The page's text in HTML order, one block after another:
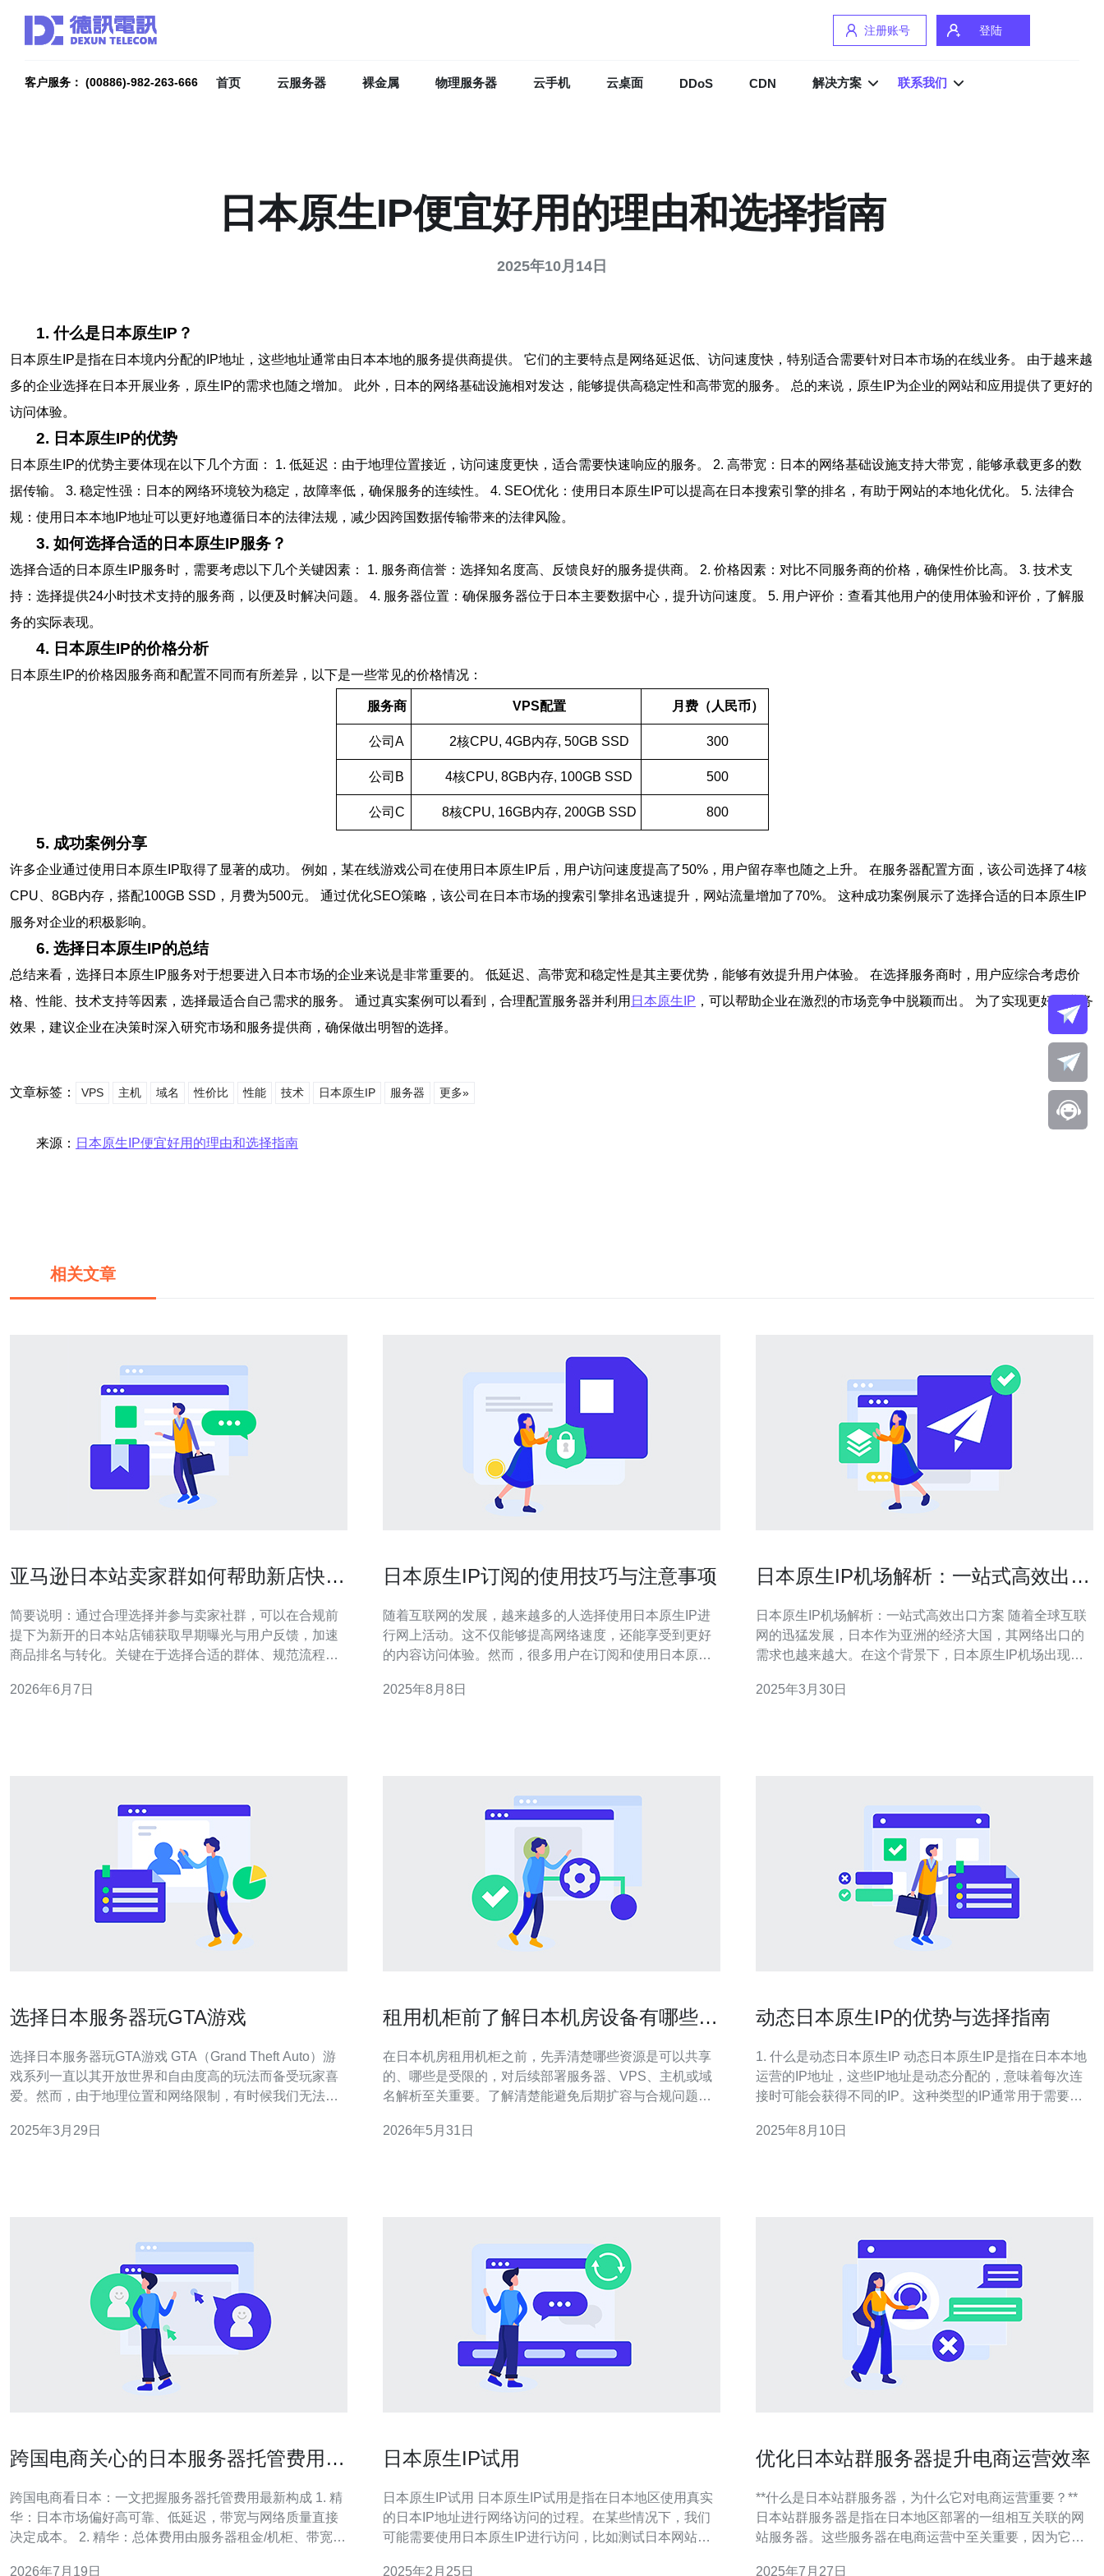
注册账号 登陆
客户服务： (00886)-982-263-666 首页 云服务器 裸金属 物理服务器 云手机 云桌面 DDoS CDN 解决方案 联系我们
日本原生IP便宜好用的理由和选择指南
2025年10月14日
1. 什么是日本原生IP？
日本原生IP是指在日本境内分配的IP地址，这些地址通常由日本本地的服务提供商提供。 它们的主要特点是网络延迟低、访问速度快，特别适合需要针对日本市场的在线业务。 由于越来越
多的企业选择在日本开展业务，原生IP的需求也随之增加。 此外，日本的网络基础设施相对发达，能够提供高稳定性和高带宽的服务。 总的来说，原生IP为企业的网站和应用提供了更好的
访问体验。
2. 日本原生IP的优势
日本原生IP的优势主要体现在以下几个方面： 1. 低延迟：由于地理位置接近，访问速度更快，适合需要快速响应的服务。 2. 高带宽：日本的网络基础设施支持大带宽，能够承载更多的数
据传输。 3. 稳定性强：日本的网络环境较为稳定，故障率低，确保服务的连续性。 4. SEO优化：使用日本原生IP可以提高在日本搜索引擎的排名，有助于网站的本地化优化。 5. 法律合
规：使用日本本地IP地址可以更好地遵循日本的法律法规，减少因跨国数据传输带来的法律风险。
3. 如何选择合适的日本原生IP服务？
选择合适的日本原生IP服务时，需要考虑以下几个关键因素： 1. 服务商信誉：选择知名度高、反馈良好的服务提供商。 2. 价格因素：对比不同服务商的价格，确保性价比高。 3. 技术支
持：选择提供24小时技术支持的服务商，以便及时解决问题。 4. 服务器位置：确保服务器位于日本主要数据中心，提升访问速度。 5. 用户评价：查看其他用户的使用体验和评价，了解服
务的实际表现。
4. 日本原生IP的价格分析
日本原生IP的价格因服务商和配置不同而有所差异，以下是一些常见的价格情况：
服务商 VPS配置 月费（人民币）
公司A 2核CPU, 4GB内存, 50GB SSD 300
公司B 4核CPU, 8GB内存, 100GB SSD 500
公司C 8核CPU, 16GB内存, 200GB SSD 800
5. 成功案例分享
许多企业通过使用日本原生IP取得了显著的成功。 例如，某在线游戏公司在使用日本原生IP后，用户访问速度提高了50%，用户留存率也随之上升。 在服务器配置方面，该公司选择了4核
CPU、8GB内存，搭配100GB SSD，月费为500元。 通过优化SEO策略，该公司在日本市场的搜索引擎排名迅速提升，网站流量增加了70%。 这种成功案例展示了选择合适的日本原生IP
服务对企业的积极影响。
6. 选择日本原生IP的总结
总结来看，选择日本原生IP服务对于想要进入日本市场的企业来说是非常重要的。 低延迟、高带宽和稳定性是其主要优势，能够有效提升用户体验。 在选择服务商时，用户应综合考虑价
格、性能、技术支持等因素，选择最适合自己需求的服务。 通过真实案例可以看到，合理配置服务器并利用 日本原生IP ，可以帮助企业在激烈的市场竞争中脱颖而出。 为了实现更好的业务
效果，建议企业在决策时深入研究市场和服务提供商，确保做出明智的选择。
文章标签： VPS 主机 域名 性价比 性能 技术 日本原生IP 服务器 更多»
来源： 日本原生IP便宜好用的理由和选择指南
相关文章
亚马逊日本站卖家群如何帮助新店快速
简要说明：通过合理选择并参与卖家社群，可以在合规前
提下为新开的日本站店铺获取早期曝光与用户反馈，加速
商品排名与转化。关键在于选择合适的群体、规范流程、
加入？ 一般来说，有三类群体最适合：一是同类目专业
2026年6月7日
日本原生IP订阅的使用技巧与注意事项
随着互联网的发展，越来越多的人选择使用日本原生IP进
行网上活动。这不仅能够提高网络速度，还能享受到更好
的内容访问体验。然而，很多用户在订阅和使用日本原生
巧与注意事项，帮助您更好地利用日本原生IP。 首先，选
2025年8月8日
日本原生IP机场解析：一站式高效出口
日本原生IP机场解析：一站式高效出口方案 随着全球互联
网的迅猛发展，日本作为亚洲的经济大国，其网络出口的
需求也越来越大。在这个背景下，日本原生IP机场出现
生IP机场进行解析。 日本原生IP机场是一个集成了多个网
2025年3月30日
选择日本服务器玩GTA游戏
选择日本服务器玩GTA游戏 GTA（Grand Theft Auto）游
戏系列一直以其开放世界和自由度高的玩法而备受玩家喜
爱。然而，由于地理位置和网络限制，有时候我们无法顺
器，我们可以享受到更好的游戏体验。 日本作为一个发达
2025年3月29日
租用机柜前了解日本机房设备有哪些资
在日本机房租用机柜之前，先弄清楚哪些资源是可以共享
的、哪些是受限的，对后续部署服务器、VPS、主机或域
名解析至关重要。了解清楚能避免后期扩容与合规问题。
超额需额外购买或改造，部分机房提供共享PDU但会有单
2026年5月31日
动态日本原生IP的优势与选择指南
1. 什么是动态日本原生IP 动态日本原生IP是指在日本本地
运营的IP地址，这些IP地址是动态分配的，意味着每次连
接时可能会获得不同的IP。这种类型的IP通常用于需要频
2025年8月10日
跨国电商关心的日本服务器托管费用标
跨国电商看日本：一文把握服务器托管费用最新构成 1. 精
华：日本市场偏好高可靠、低延迟，带宽与网络质量直接
决定成本。 2. 精华：总体费用由服务器租金/机柜、带宽流
2026年7月19日
日本原生IP试用
日本原生IP试用 日本原生IP试用是指在日本地区使用真实
的日本IP地址进行网络访问的过程。在某些情况下，我们
可能需要使用日本原生IP进行访问，比如测试日本网站的
2025年2月25日
优化日本站群服务器提升电商运营效率
**什么是日本站群服务器，为什么它对电商运营重要？**
日本站群服务器是指在日本地区部署的一组相互关联的网
站服务器。这些服务器在电商运营中至关重要，因为它们
2025年7月27日